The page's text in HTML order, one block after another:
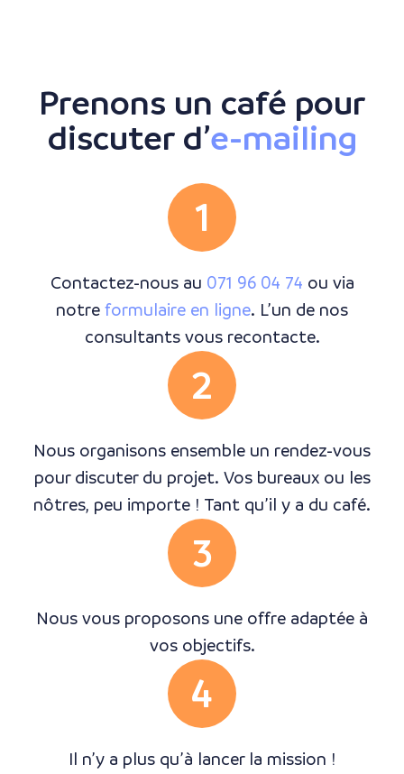
Prenons un café pour
discuter d’e-mailing
1
Contactez-nous au 071 96 04 74 ou via
notre formulaire en ligne. L’un de nos
consultants vous recontacte.
2
Nous organisons ensemble un rendez-vous
pour discuter du projet. Vos bureaux ou les
nôtres, peu importe ! Tant qu’il y a du café.
3
Nous vous proposons une offre adaptée à
vos objectifs.
4
Il n’y a plus qu’à lancer la mission !